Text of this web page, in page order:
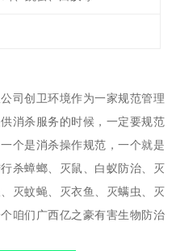
司创卫环境作为一家规范管理
消杀服务的时候，一定要规范
个是消杀操作规范，一个就是
杀蟑螂、灭鼠、白蚁防治、灭
灭蚊蝇、灭衣鱼、灭螨虫、灭
咱们广西亿之豪有害生物防治